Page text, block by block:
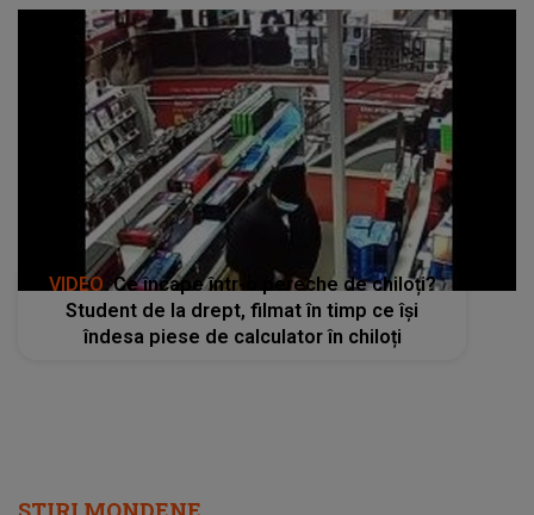
VIDEO . Ce încape într-o pereche de chiloți?
Student de la drept, filmat în timp ce își
îndesa piese de calculator în chiloți